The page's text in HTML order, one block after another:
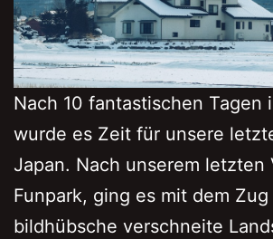
Nach 10 fantastischen Tagen
wurde es Zeit für unsere
Japan. Nach unserem letzten
Funpark, ging es mit dem
bildhübsche verschneite